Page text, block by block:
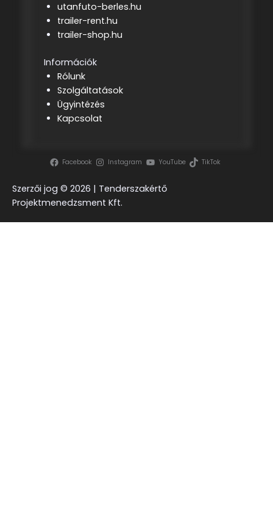
utanfuto-berles.hu
trailer-rent.hu
trailer-shop.hu
Információk
Rólunk
Szolgáltatások
Ügyintézés
Kapcsolat
Facebook Instagram YouTube TikTok
Szerzői jog © 2026 | Tenderszakértő
Projektmenedzsment Kft.